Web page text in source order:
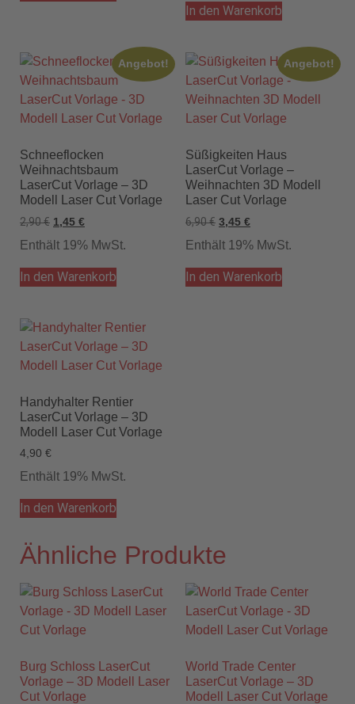
In den Warenkorb
Angebot!
Schneeflocken
Weihnachtsbaum
LaserCut Vorlage – 3D
Modell Laser Cut Vorlage
2,90€ 1,45 €
Enthält 19% MwSt.
In den Warenkorb
Angebot!
Süßigkeiten Haus
LaserCut Vorlage –
Weihnachten 3D Modell
Laser Cut Vorlage
6,90€ 3,45 €
Enthält 19% MwSt.
In den Warenkorb
Handyhalter Rentier
LaserCut Vorlage – 3D
Modell Laser Cut Vorlage
4,90 €
Enthält 19% MwSt.
In den Warenkorb
Ähnliche Produkte
Burg Schloss LaserCut
Vorlage – 3D Modell Laser
Cut Vorlage
World Trade Center
LaserCut Vorlage – 3D
Modell Laser Cut Vorlage